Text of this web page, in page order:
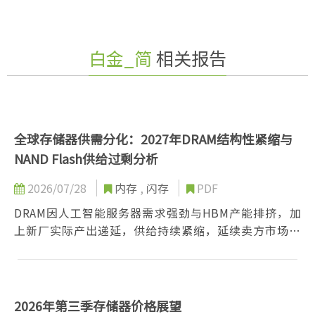
白金_简相关报告
全球存储器供需分化：2027年DRAM结构性紧缩与
NAND Flash供给过剩分析
2026/07/28 内存 , 闪存
PDF
DRAM因人工智能服务器需求强劲与HBM产能排挤，加
上新厂实际产出递延，供给持续紧缩，延续卖方市场；
弱，供需结构转趋宽松，下半年将面临价格修正压力，
2026年第三季存储器价格展望